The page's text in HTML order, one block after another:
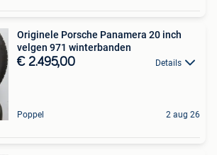
Originele Porsche Panamera 20 inch
velgen 971 winterbanden
€ 2.495,00 Details
Poppel 2 aug 26